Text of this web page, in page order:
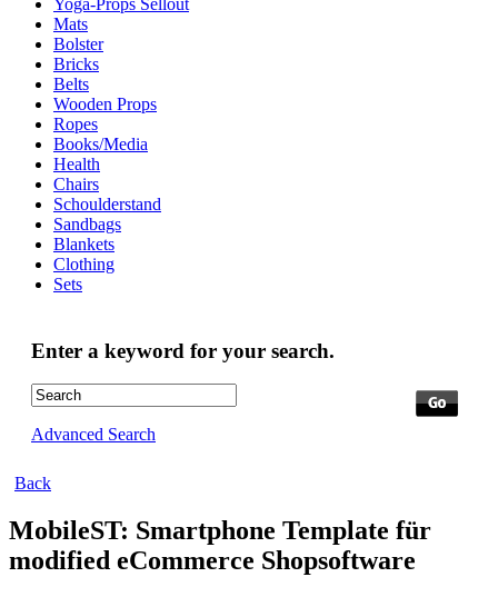
Yoga-Props Sellout
Mats
Bolster
Bricks
Belts
Wooden Props
Ropes
Books/Media
Health
Chairs
Schoulderstand
Sandbags
Blankets
Clothing
Sets
Enter a keyword for your search.
Advanced Search
Back
MobileST: Smartphone Template für
modified eCommerce Shopsoftware